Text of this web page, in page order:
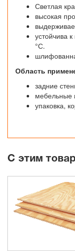
Светлая
высокая
устойчива
°С.
Область
задние
мебельные
упаковка,
С этим